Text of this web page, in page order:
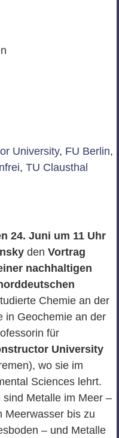
University, FU Berlin,
, TU Clausthal
24. Juni um 11 Uhr
den Vortrag
nachhaltigen
Chemie an der
in Geochemie an der
für
University
wo sie im
Sciences lehrt.
Metalle im Meer –
Meerwasser bis zu
– und Metalle